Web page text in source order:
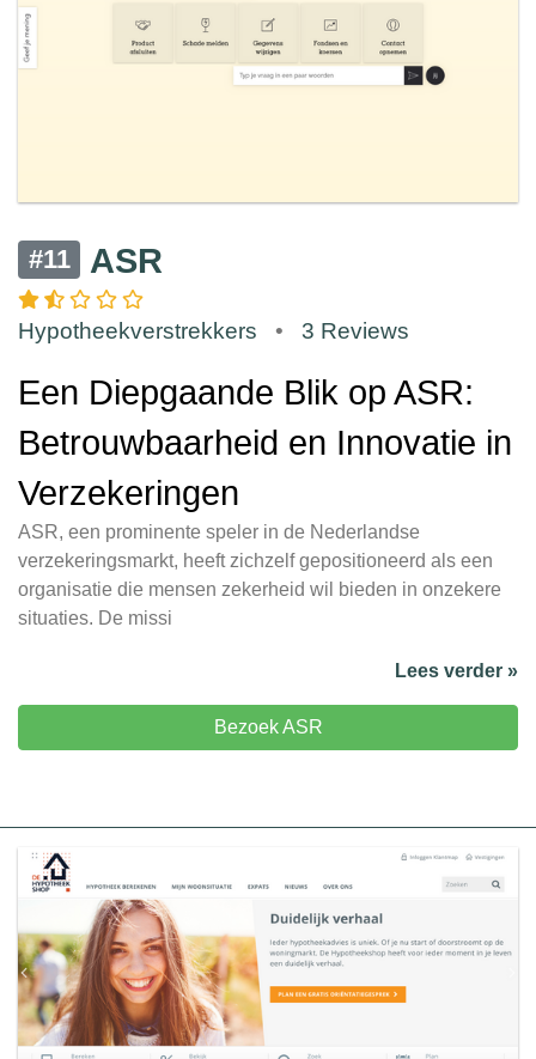
#11 ASR
Hypotheekverstrekkers • 3 Reviews
Een Diepgaande Blik op ASR:
Betrouwbaarheid en Innovatie in
Verzekeringen
ASR, een prominente speler in de Nederlandse
verzekeringsmarkt, heeft zichzelf gepositioneerd als een
organisatie die mensen zekerheid wil bieden in onzekere
situaties. De missi
Lees verder »
Bezoek ASR